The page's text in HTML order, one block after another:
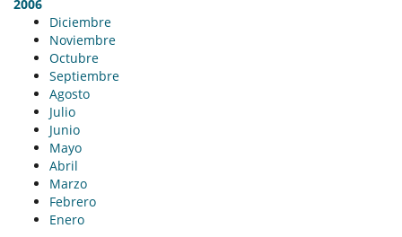
2006
Diciembre
Noviembre
Octubre
Septiembre
Agosto
Julio
Junio
Mayo
Abril
Marzo
Febrero
Enero